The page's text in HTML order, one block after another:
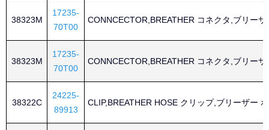
38323M
17235-
70T00
CONNCECTOR,BREATHER コネクタ,ブリーザ
38323M
17235-
70T00
CONNCECTOR,BREATHER コネクタ,ブリーザ
38322C
24225-
89913
CLIP,BREATHER HOSE クリップ,ブリーザー